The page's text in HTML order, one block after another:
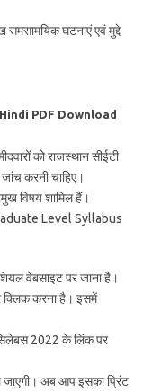
समसामयिक घटनाएं एवं मुद्दे
PDF Download
को राजस्थान सीईटी
करनी चाहिए।
विषय शामिल हैं।
Level Syllabus
वेबसाइट पर जाना है।
क्लिक करना है। इसमें
2022 के लिंक पर
अब आप इसका प्रिंट